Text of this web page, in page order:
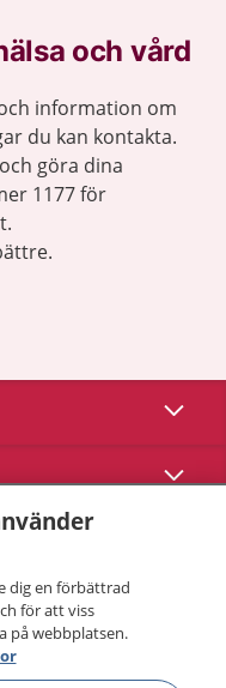
och vård
information om
du kan kontakta.
göra dina
1177 för
Visa
Visa
dig en förbättrad
för att viss
på webbplatsen.